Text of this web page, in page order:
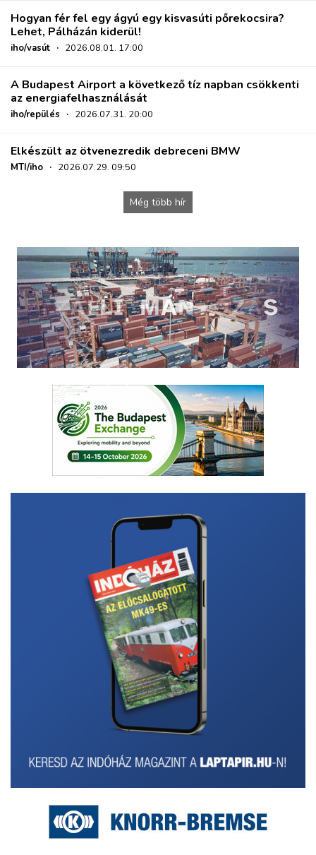
Hogyan fér fel egy ágyú egy kisvasúti pőrekocsira?
Lehet, Pálházán kiderül!
iho/vasút · 2026.08.01. 17:00
A Budapest Airport a következő tíz napban csökkenti
az energiafelhasználását
iho/repülés · 2026.07.31. 20:00
Elkészült az ötvenezredik debreceni BMW
MTI/iho · 2026.07.29. 09:50
Még több hír